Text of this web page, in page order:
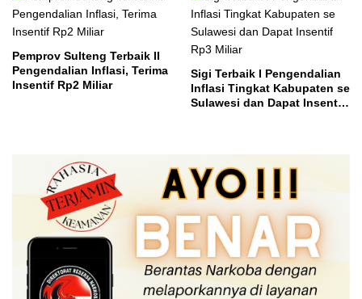
Pemprov Sulteng Terbaik II
Pengendalian Inflasi, Terima
Insentif Rp2 Miliar
Sigi Terbaik I Pengendalian
Inflasi Tingkat Kabupaten se
Sulawesi dan Dapat Insentif